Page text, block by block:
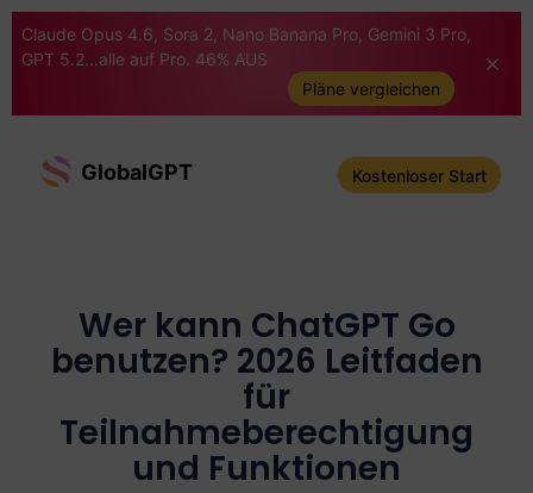
Claude Opus 4.6, Sora 2, Nano Banana Pro, Gemini 3 Pro,
GPT 5.2...alle auf Pro. 46% AUS
Pläne vergleichen
GlobalGPT Kostenloser Start
Wer kann ChatGPT Go
benutzen? 2026 Leitfaden
für
Teilnahmeberechtigung
und Funktionen